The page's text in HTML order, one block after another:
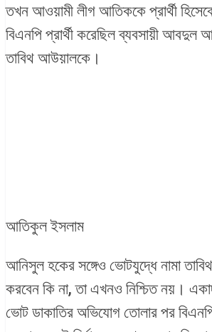
তখন আওয়ামী লীগ আতিককে প্রার্থী
বিএনপি প্রার্থী করেছিল ব্যবসায়ী আবদুল
তাবিথ আউয়ালকে।
আতিকুল ইসলাম
আনিসুল হকের সঙ্গেও ভোটযুদ্ধে নামা তাবিথ
করবেন কি না, তা এখনও নিশ্চিত নয়।
ভোট ডাকাতির অভিযোগ তোলার পর